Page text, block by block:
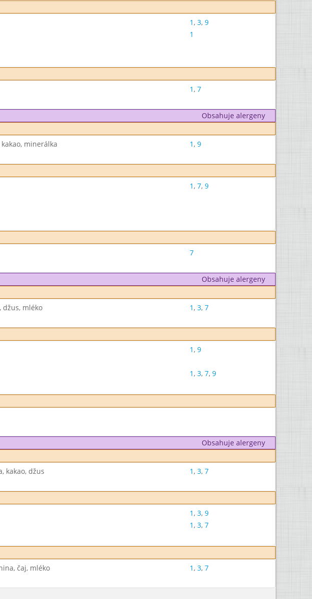
1, 3, 9
1
1, 7
Obsahuje alergeny
minerálka 1, 9
1, 7, 9
7
Obsahuje alergeny
džus, mléko 1, 3, 7
1, 9
1, 3, 7, 9
Obsahuje alergeny
kakao, džus 1, 3, 7
1, 3, 9
1, 3, 7
čaj, mléko 1, 3, 7